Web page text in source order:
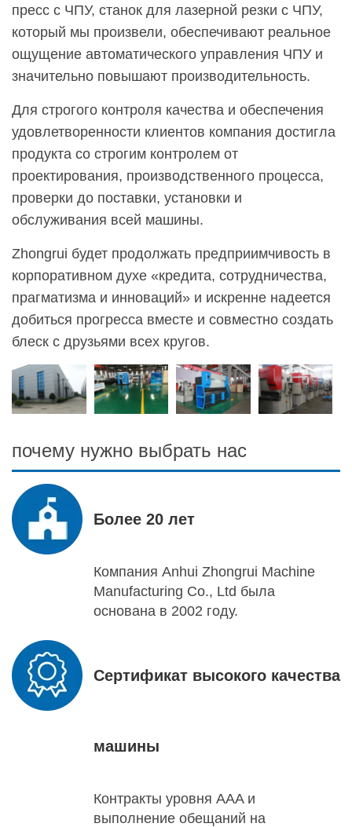
пресс с ЧПУ, станок для лазерной резки с ЧПУ,
который мы произвели, обеспечивают реальное
ощущение автоматического управления ЧПУ и
значительно повышают производительность.
Для строгого контроля качества и обеспечения
удовлетворенности клиентов компания достигла
продукта со строгим контролем от
проектирования, производственного процесса,
проверки до поставки, установки и
обслуживания всей машины.
Zhongrui будет продолжать предприимчивость в
корпоративном духе «кредита, сотрудничества,
прагматизма и инноваций» и искренне надеется
добиться прогресса вместе и совместно создать
блеск с друзьями всех кругов.
почему нужно выбрать нас
Более 20 лет
Компания Anhui Zhongrui Machine
Manufacturing Co., Ltd была
основана в 2002 году.
Сертификат высокого качества
машины
Контракты уровня AAA и
выполнение обещаний на